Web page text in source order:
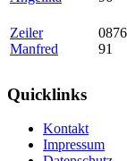
Zeiler
Manfred
91
Quicklinks
Kontakt
Impressum